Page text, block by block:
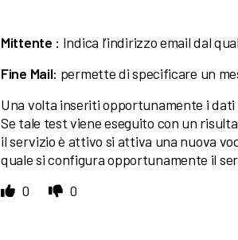
Mittente : Indica l’indirizzo email dal
Fine Mail: permette di specificare un
Una volta inseriti opportunamente i
Se tale test viene eseguito con un
il servizio è attivo si attiva una nuova
quale si configura opportunamente il
0
0